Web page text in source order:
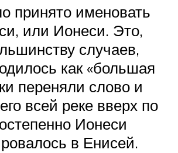
принято именовать
или Ионеси. Это,
случаев,
как «большая
переняли слово и
всей реке вверх по
Ионеси
в Енисей.